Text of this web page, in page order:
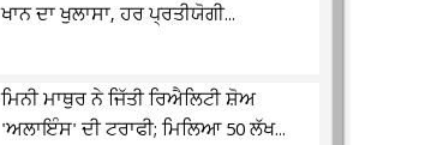
ਖਾਨ ਦਾ ਖੁਲਾਸਾ, ਹਰ ਪ੍ਰਤੀਯੋਗੀ...
ਮਿਨੀ ਮਾਥੁਰ ਨੇ ਜਿੱਤੀ ਰਿਐਲਿਟੀ ਸ਼ੋਅ
'ਅਲਾਇੰਸ' ਦੀ ਟਰਾਫੀ; ਮਿਲਿਆ 50 ਲੱਖ...